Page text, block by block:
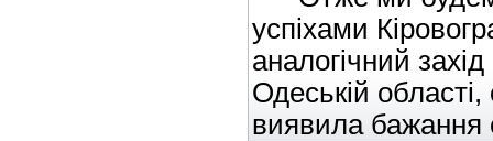
успіхами
аналогічний
Одеській області,
виявила